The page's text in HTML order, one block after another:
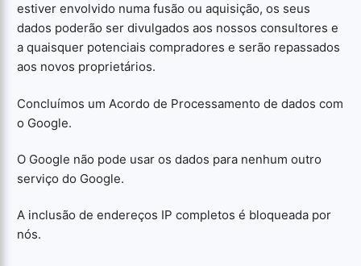
estiver envolvido numa fusão ou aquisição, os seus
dados poderão ser divulgados aos nossos consultores e
a quaisquer potenciais compradores e serão repassados ​​
aos novos proprietários.
Concluímos um Acordo de Processamento de dados com
o Google.
O Google não pode usar os dados para nenhum outro
serviço do Google.
A inclusão de endereços IP completos é bloqueada por
nós.